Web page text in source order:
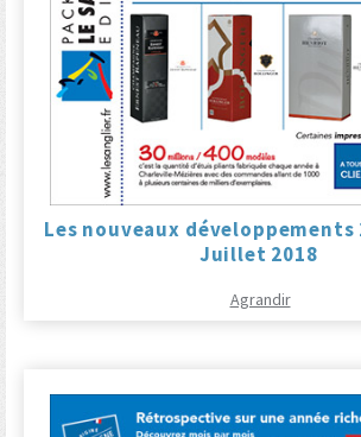
Les nouveaux développements
Juillet 2018
Agrandir